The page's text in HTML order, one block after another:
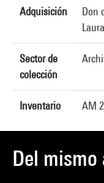
Adquisición
Don
Sector de
colección
Inventario AM
Del